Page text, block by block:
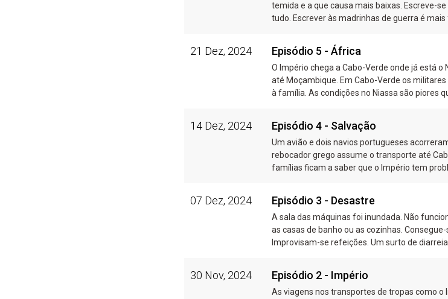
temida e a que causa mais baixas. Escreve-
tudo. Escrever às madrinhas de guerra é mais
21 Dez, 2024 Episódio 5 - África
O Império chega a Cabo-Verde onde já está
até Moçambique. Em Cabo-Verde os
à família. As condições no Niassa são piores
14 Dez, 2024 Episódio 4 - Salvação
Um avião e dois navios portugueses
rebocador grego assume o transporte até
famílias ficam a saber que o Império tem
07 Dez, 2024 Episódio 3 - Desastre
A sala das máquinas foi inundada. Não
as casas de banho ou as cozinhas.
Improvisam-se refeições. Um surto de
30 Nov, 2024 Episódio 2 - Império
As viagens nos transportes de tropas como o